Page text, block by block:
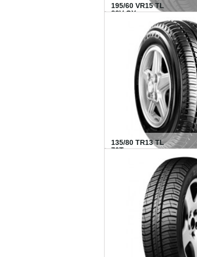
195/60 VR15 TL
88V GY...
135/80 TR13 TL
70T...